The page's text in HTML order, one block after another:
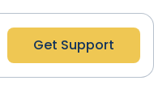
Get Support